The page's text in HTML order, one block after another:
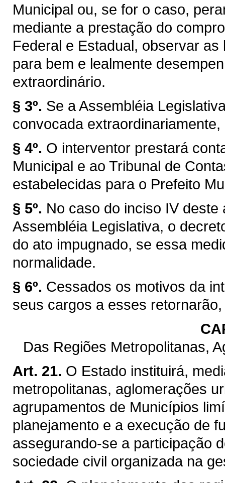
Municipal ou, se for o caso,
mediante a prestação do
Federal e Estadual, observar
para bem e lealmente
extraordinário.
§ 3º. Se a Assembléia
convocada
§ 4º. O interventor prestará
Municipal e ao Tribunal de
estabelecidas para o Prefeito
§ 5º. No caso do inciso IV
Assembléia Legislativa, o
do ato impugnado, se essa
normalidade.
§ 6º. Cessados os motivos da
seus cargos a esses
Das Regiões Metropolitanas,
Art. 21. O Estado instituirá,
metropolitanas, aglomerações
agrupamentos de Municípios
planejamento e a execução de
assegurando-se a participação
sociedade civil organizada na